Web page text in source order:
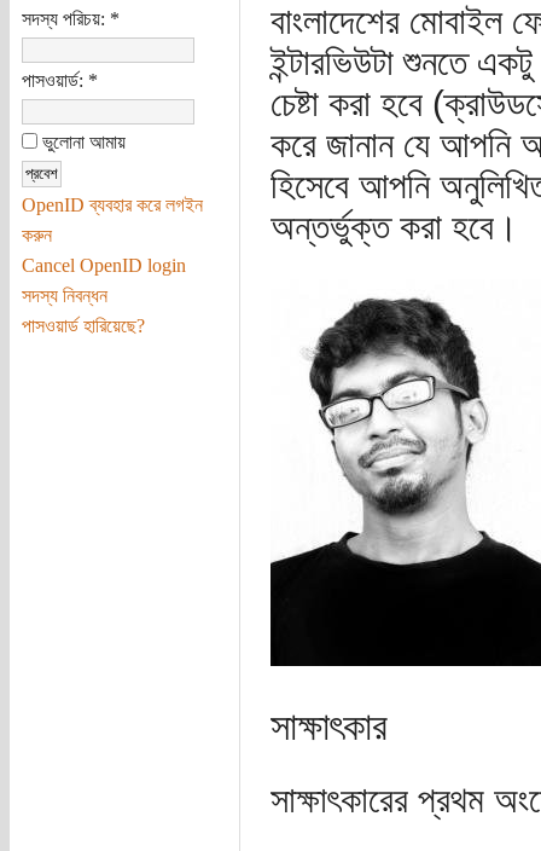
সদস্য পরিচয়: *
পাসওয়ার্ড: *
ভুলোনা আমায়
OpenID ব্যবহার করে লগইন
করুন
Cancel OpenID login
সদস্য নিবন্ধন
পাসওয়ার্ড হারিয়েছে?
বাংলাদেশের মোবাইল
ইন্টারভিউটা শুনতে
চেষ্টা করা হবে
করে জানান যে আপনি
হিসেবে আপনি
অন্তর্ভুক্ত করা হবে।
সাক্ষাৎকার
সাক্ষাৎকারের প্রথম